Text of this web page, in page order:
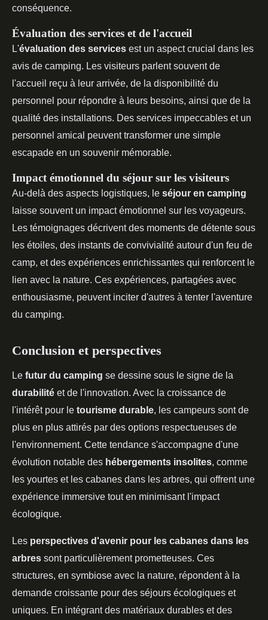
conséquence.
Évaluation des services et de l'accueil
L'évaluation des services est un aspect crucial dans les
avis de camping. Les visiteurs parlent souvent de
l'accueil reçu à leur arrivée, de la disponibilité du
personnel pour répondre à leurs besoins, ainsi que de la
qualité des installations. Des services impeccables et un
personnel amical peuvent transformer une simple
escapade en un souvenir mémorable.
Impact émotionnel du séjour sur les visiteurs
Au-delà des aspects logistiques, le séjour en camping
laisse souvent un impact émotionnel sur les voyageurs.
Les témoignages décrivent des moments de détente sous
les étoiles, des instants de convivialité autour d'un feu de
camp, et des expériences enrichissantes qui renforcent le
lien avec la nature. Ces expériences, partagées avec
enthousiasme, peuvent inciter d'autres à tenter l'aventure
du camping.
Conclusion et perspectives
Le futur du camping se dessine sous le signe de la
durabilité et de l'innovation. Avec la croissance de
l'intérêt pour le tourisme durable , les campeurs sont de
plus en plus attirés par des options respectueuses de
l'environnement. Cette tendance s'accompagne d'une
évolution notable des hébergements insolites , comme
les yourtes et les cabanes dans les arbres, qui offrent une
expérience immersive tout en minimisant l'impact
écologique.
Les perspectives d'avenir pour les cabanes dans les
arbres sont particulièrement prometteuses. Ces
structures, en symbiose avec la nature, répondent à la
demande croissante pour des séjours écologiques et
uniques. En intégrant des matériaux durables et des